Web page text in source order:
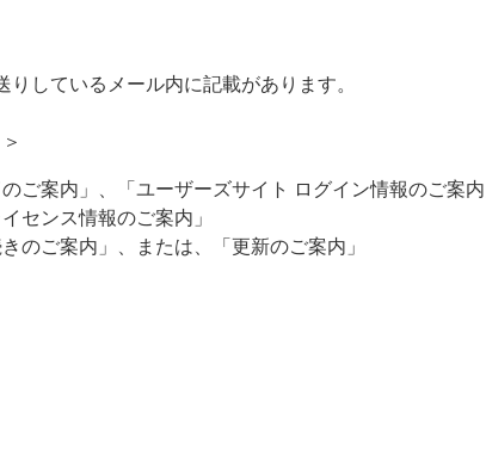
りしているメール内に記載があります。
のご案内」、「ユーザーズサイト ログイン情報のご案
センス情報のご案内」
きのご案内」、または、「更新のご案内」